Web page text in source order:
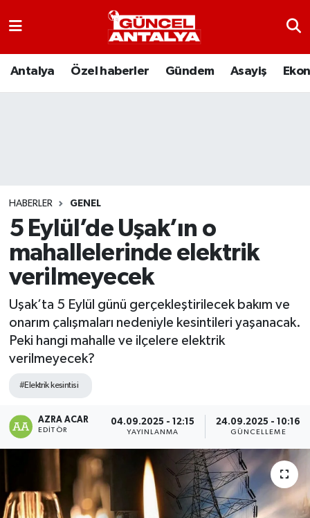
Antalya Özel haberler Gündem Asayiş
HABERLER GENEL
5 Eylül’de Uşak’ın o
mahallelerinde elektrik
verilmeyecek
Uşak’ta 5 Eylül günü gerçekleştirilecek bakım ve
onarım çalışmaları nedeniyle kesintileri yaşanacak.
Peki hangi mahalle ve ilçelere elektrik
verilmeyecek?
#Elektrik kesintisi
AZRA ACAR
EDITÖR
04.09.2025 - 12:15
YAYINLANMA
24.09.2025 - 10:16
GÜNCELLEME
Antalya
Eğitim
Ekonomi
Gündem
Kültür-Sanat
Siyaset
Spor
Nöbetçi Eczaneler
Tüm Manşetler
Son Dakika Haberleri
Haber Arşivi